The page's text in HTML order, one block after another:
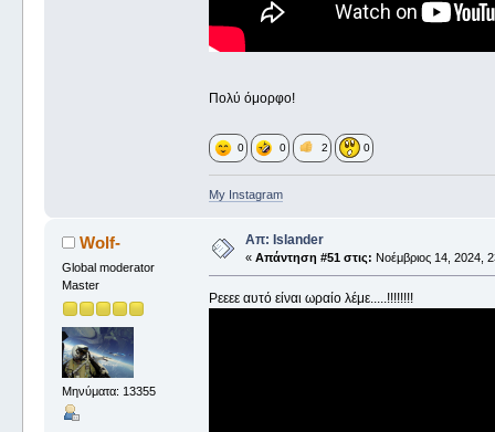
Πολύ όμορφο!
0 0 2 0
My Instagram
Wolf-
Global moderator
Master
Μηνύματα: 13355
Απ: Islander
« Απάντηση #51 στις: Νοέμβριος 14, 2024,
Ρεεεε αυτό είναι ωραίο λέμε.....!!!!!!!!